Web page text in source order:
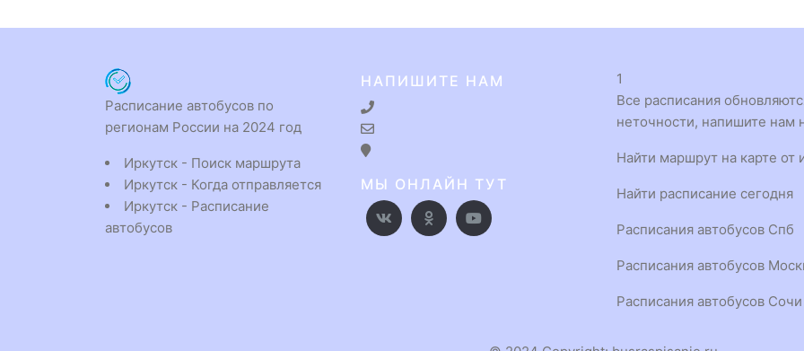
Расписание автобусов по
регионам России на 2024 год
Иркутск - Поиск маршрута
Иркутск - Когда отправляется
Иркутск - Расписание
автобусов
НАПИШИТЕ НАМ
МЫ ОНЛАЙН ТУТ
1
Все расписания
неточности, напишите нам
Найти маршрут на карте от
Найти расписание сегодня
Расписания автобусов Спб
Расписания автобусов
Расписания автобусов Сочи